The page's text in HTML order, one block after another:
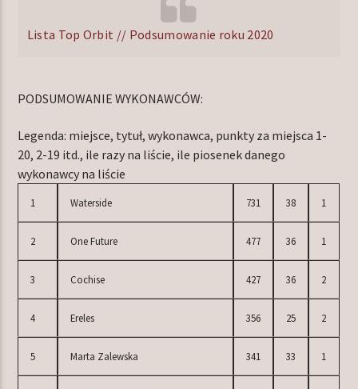
Lista Top Orbit // Podsumowanie roku 2020
PODSUMOWANIE WYKONAWCÓW:
Legenda: miejsce, tytuł, wykonawca, punkty za miejsca 1-
20, 2-19 itd., ile razy na liście, ile piosenek danego
wykonawcy na liście
1 Waterside 731 38 1
2 One Future 477 36 1
3 Cochise 427 36 2
4 Ereles 356 25 2
5 Marta Zalewska 341 33 1